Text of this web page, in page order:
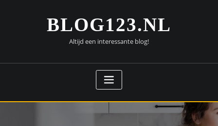
BLOG123.NL
Altijd een interessante blog!